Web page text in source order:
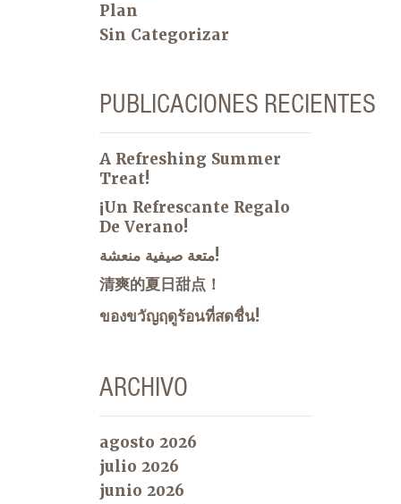
Plan
Sin Categorizar
PUBLICACIONES RECIENTES
A Refreshing Summer
Treat!
¡Un Refrescante Regalo
De Verano!
متعة صيفية منعشة!
清爽的夏日甜点！
ของขวัญฤดูร้อนที่สดชื่น!
ARCHIVO
agosto 2026
julio 2026
junio 2026